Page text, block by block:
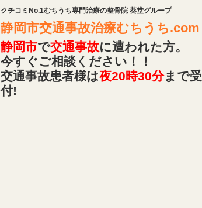
クチコミNo.1むちうち専門治療の整骨院 葵堂グループ
静岡市交通事故治療むちうち.com
静岡市で交通事故に遭われた方。
今すぐご相談ください！！
交通事故患者様は夜20時30分まで受
付!